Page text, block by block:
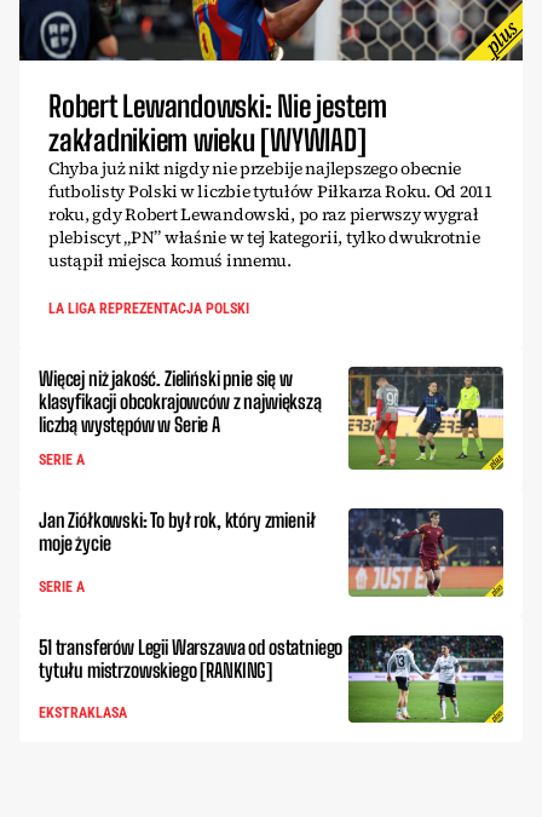
Robert Lewandowski: Nie jestem
zakładnikiem wieku [WYWIAD]
Chyba już nikt nigdy nie przebije najlepszego obecnie
futbolisty Polski w liczbie tytułów Piłkarza Roku. Od 2011
roku, gdy Robert Lewandowski, po raz pierwszy wygrał
plebiscyt „PN” właśnie w tej kategorii, tylko dwukrotnie
ustąpił miejsca komuś innemu.
LA LIGA REPREZENTACJA POLSKI
Więcej niż jakość. Zieliński pnie się w
klasyfikacji obcokrajowców z największą
liczbą występów w Serie A
SERIE A
Jan Ziółkowski: To był rok, który zmienił
moje życie
SERIE A
51 transferów Legii Warszawa od ostatniego
tytułu mistrzowskiego [RANKING]
EKSTRAKLASA